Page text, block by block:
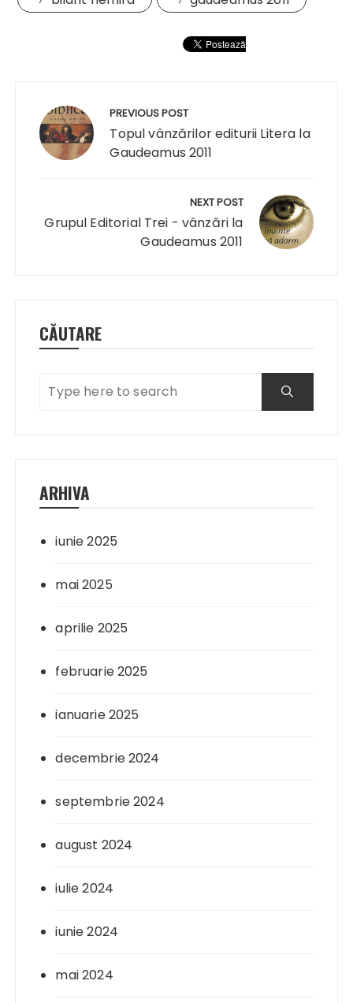
articole
PREVIOUS POST
Topul vânzărilor editurii Litera la
Gaudeamus 2011
NEXT POST
Grupul Editorial Trei - vânzări la
Gaudeamus 2011
CĂUTARE
ARHIVA
iunie 2025
mai 2025
aprilie 2025
februarie 2025
ianuarie 2025
decembrie 2024
septembrie 2024
august 2024
iulie 2024
iunie 2024
mai 2024